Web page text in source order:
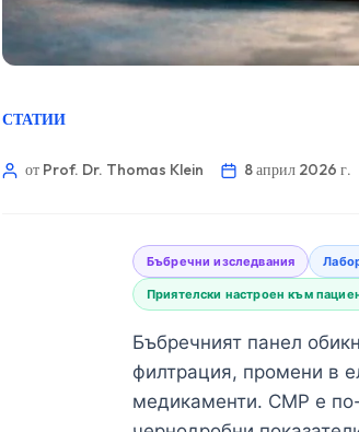
СТАТИИ
от Prof. Dr. Thomas Klein 8 април 2026 г.
Бъбречни изследвания
Приятелски настроен към
Бъбречният панел
филтрация, промени в
медикаменти. CMP е